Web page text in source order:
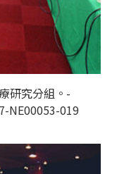
研究分組。-
NE00053-019